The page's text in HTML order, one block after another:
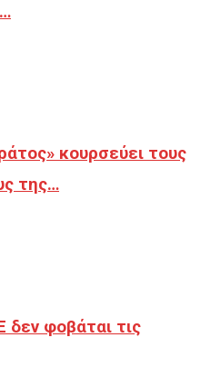
κουρσεύει τους
της…
φοβάται τις